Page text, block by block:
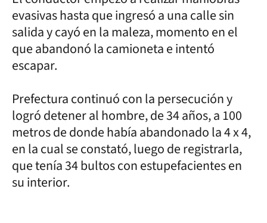
evasivas hasta que ingresó a una calle sin
salida y cayó en la maleza, momento en el
que abandonó la camioneta e intentó
escapar.
Prefectura continuó con la persecución y
logró detener al hombre, de 34 años, a 100
metros de donde había abandonado la 4 x 4,
en la cual se constató, luego de registrarla,
que tenía 34 bultos con estupefacientes en
su interior.